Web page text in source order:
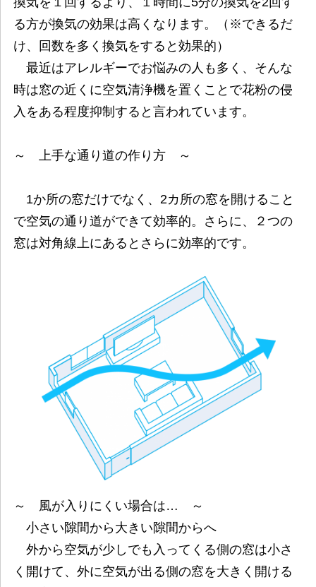
る方が換気の効果は高くなります。（※できるだ
け、回数を多く換気をすると効果的）
最近はアレルギーでお悩みの人も多く、そんな
時は窓の近くに空気清浄機を置くことで花粉の侵
入をある程度抑制すると言われています。
～ 上手な通り道の作り方 ～
1か所の窓だけでなく、2カ所の窓を開けること
で空気の通り道ができて効率的。さらに、２つの
窓は対角線上にあるとさらに効率的です。
～ 風が入りにくい場合は… ～
小さい隙間から大きい隙間からへ
外から空気が少しでも入ってくる側の窓は小さ
く開けて、外に空気が出る側の窓を大きく開ける